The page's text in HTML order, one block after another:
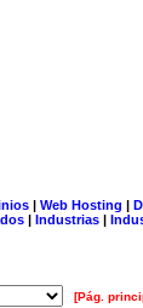
| Web Hosting |
| Industrias |
[Pág.